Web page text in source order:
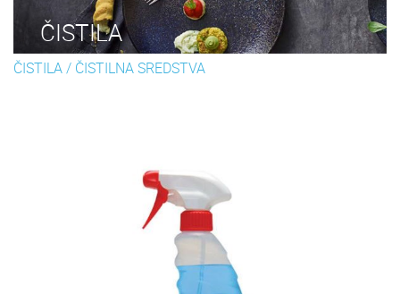
ČISTILA
ČISTILA/ ČISTILNA SREDSTVA